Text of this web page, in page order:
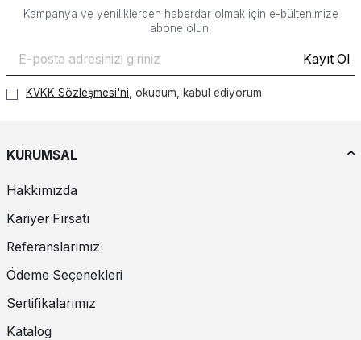
Kampanya ve yeniliklerden haberdar olmak için e-bültenimize
abone olun!
Kayıt Ol
KVKK Sözleşmesi'ni, okudum, kabul ediyorum.
KURUMSAL
Hakkımızda
Kariyer Fırsatı
Referanslarımız
Ödeme Seçenekleri
Sertifikalarımız
Katalog